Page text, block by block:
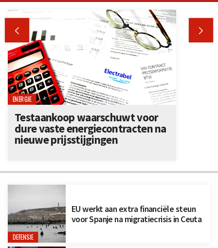
DEFENSIE
EU werkt aan extra financiële steun
voor Spanje na migratiecrisis in Ceuta
 
ENERGIE
Testaankoop waarschuwt voor
dure vaste energiecontracten na
nieuwe prijsstijgingen